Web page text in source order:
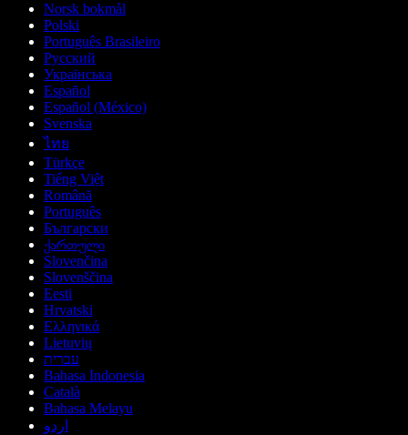
Norsk bokmål
Polski
Português Brasileiro
Русский
Українська
Español
Español (México)
Svenska
ไทย
Türkçe
Tiếng Việt
Română
Português
Български
ქართული
Slovenčina
Slovenščina
Eesti
Hrvatski
Ελληνικά
Lietuvių
עברית
Bahasa Indonesia
Català
Bahasa Melayu
اردو